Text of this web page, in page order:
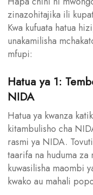
zinazohitajika ili
Kwa kufuata hatua
unakamilisha
mfupi:
Hatua ya 1:
NIDA
Hatua ya kwanza
kitambulisho cha
rasmi ya NIDA.
taarifa na huduma za
kuwasilisha maombi
kwako au mahali